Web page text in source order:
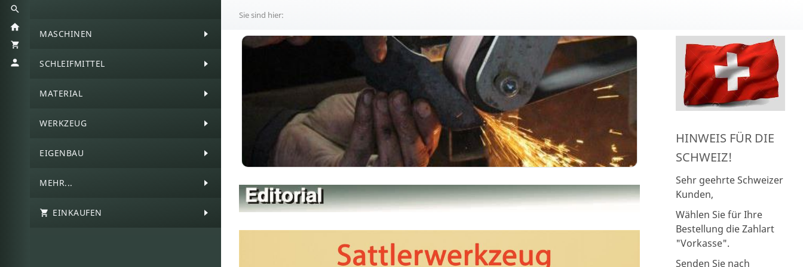
MASCHINEN
SCHLEIFMITTEL
MATERIAL
WERKZEUG
EIGENBAU
MEHR...
EINKAUFEN
Sie sind hier:
HINWEIS FÜR DIE
SCHWEIZ!
Sehr geehrte Schweizer
Kunden,
Wählen Sie für Ihre
Bestellung die Zahlart
"Vorkasse".
Senden Sie nach